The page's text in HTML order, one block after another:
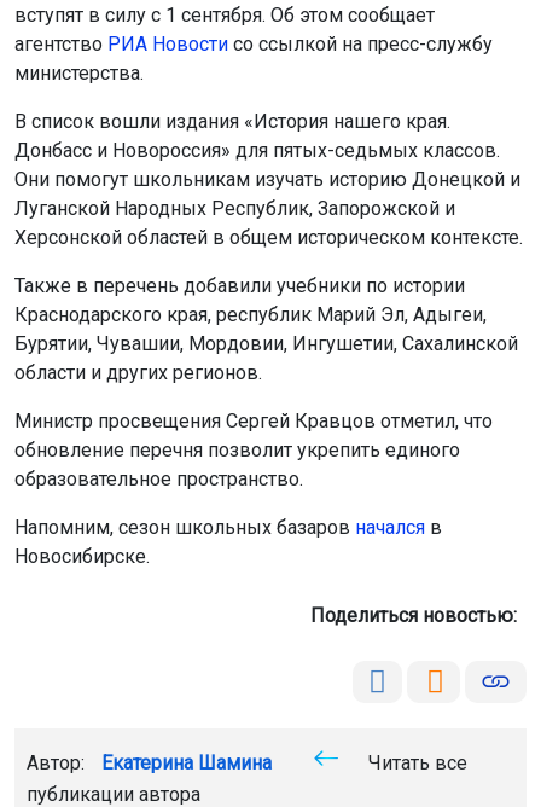
вступят в силу с 1 сентября. Об этом сообщает
агентство РИА Новости со ссылкой на пресс-службу
министерства.
В список вошли издания «История нашего края.
Донбасс и Новороссия» для пятых-седьмых классов.
Они помогут школьникам изучать историю Донецкой и
Луганской Народных Республик, Запорожской и
Херсонской областей в общем историческом контексте.
Также в перечень добавили учебники по истории
Краснодарского края, республик Марий Эл, Адыгеи,
Бурятии, Чувашии, Мордовии, Ингушетии, Сахалинской
области и других регионов.
Министр просвещения Сергей Кравцов отметил, что
обновление перечня позволит укрепить единого
образовательное пространство.
Напомним, сезон школьных базаров начался в
Новосибирске.
Поделиться новостью:
Автор: Екатерина Шамина
Читать все
публикации автора